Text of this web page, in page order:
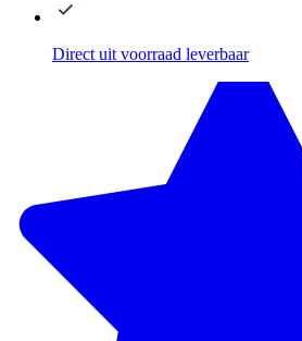
Direct uit voorraad leverbaar